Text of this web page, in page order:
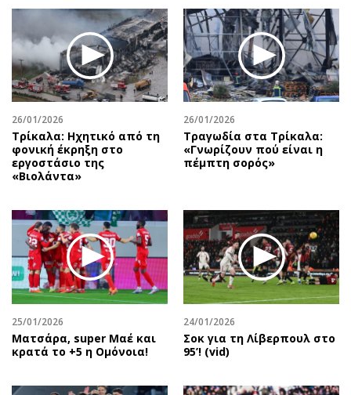
26/01/2026
Τρίκαλα: Ηχητικό από τη
φονική έκρηξη στο
εργοστάσιο της
«Βιολάντα»
26/01/2026
Τραγωδία στα Τρίκαλα:
«Γνωρίζουν πού είναι η
πέμπτη σορός»
25/01/2026
Mατσάρα, super Μαέ και
κρατά το +5 η Ομόνοια!
24/01/2026
Σοκ για τη Λίβερπουλ στο
95’! (vid)